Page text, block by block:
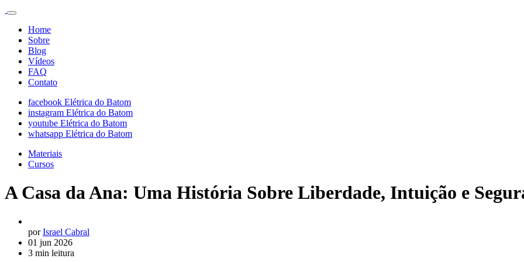
Home
Sobre
Blog
Vídeos
FAQ
Contato
facebook Elétrica do Batom
instagram Elétrica do Batom
youtube Elétrica do Batom
whatsapp Elétrica do Batom
Materiais
Cursos
A Casa da Ana: Uma História Sobre Liberdade, Intuição e
porIsrael Cabral
01 jun 2026
3 min leitura